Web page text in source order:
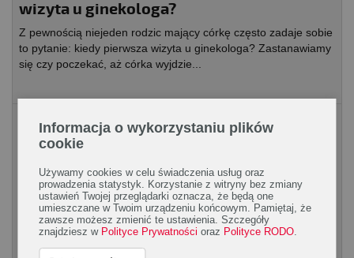
wizyta u ginekologa?
Z pewnością niejeden rodzic mający córkę często zadaje sobie
to pytanie: kiedy pierwsza wizyta u ginekologa? Zastanawiamy
się czy poczekać, aż córka wyjdzie...
Opieka zdrowotna
Informacja o wykorzystaniu plików
cookie
Używamy cookies w celu świadczenia usług oraz
prowadzenia statystyk. Korzystanie z witryny bez zmiany
ustawień Twojej przeglądarki oznacza, że będą one
umieszczane w Twoim urządzeniu końcowym. Pamiętaj, że
zawsze możesz zmienić te ustawienia. Szczegóły
znajdziesz w Polityce Prywatności oraz Polityce RODO.